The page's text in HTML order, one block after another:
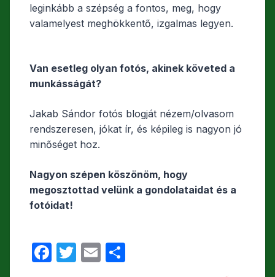
leginkább a szépség a fontos, meg, hogy
valamelyest meghökkentő, izgalmas legyen.
Van esetleg olyan fotós, akinek követed a
munkásságát?
Jakab Sándor fotós blogját nézem/olvasom
rendszeresen, jókat ír, és képileg is nagyon jó
minőséget hoz.
Nagyon szépen köszönöm, hogy
megosztottad velünk a gondolataidat és a
fotóidat!
F
T
E